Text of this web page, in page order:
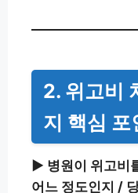
2. 위고비
지 핵심 포
▶︎ 병원이 위고비
어느 정도인지 /